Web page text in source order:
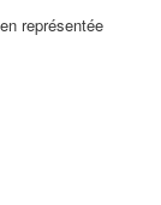
représentée